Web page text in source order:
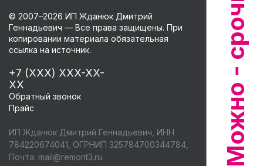
© 2007–2026 ИП Жданюк Дмитрий
Геннадьевич — Все права защищены. При
копировании материала обязательная
ссылка на источник.
+7 (XXX) XXX-XX-
XX
Обратный звонок
Прайс
ИП Жданюк Дмитрий Геннадьевич, ИНН
784220674041, ОГРНИП 325784700344784,
Почта: mail@remont3.ru